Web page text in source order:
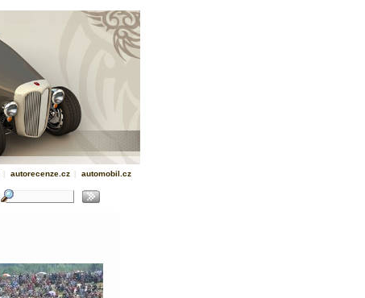
| autorecenze.cz | automobil.cz